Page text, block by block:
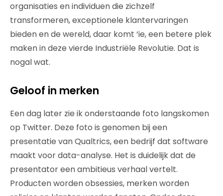
organisaties en individuen die zichzelf
transformeren, exceptionele klantervaringen
bieden en de wereld, daar komt ‘ie, een betere plek
maken in deze vierde Industriële Revolutie. Dat is
nogal wat.
Geloof in merken
Een dag later zie ik onderstaande foto langskomen
op Twitter. Deze foto is genomen bij een
presentatie van Qualtrics, een bedrijf dat software
maakt voor data-analyse. Het is duidelijk dat de
presentator een ambitieus verhaal vertelt.
Producten worden obsessies, merken worden